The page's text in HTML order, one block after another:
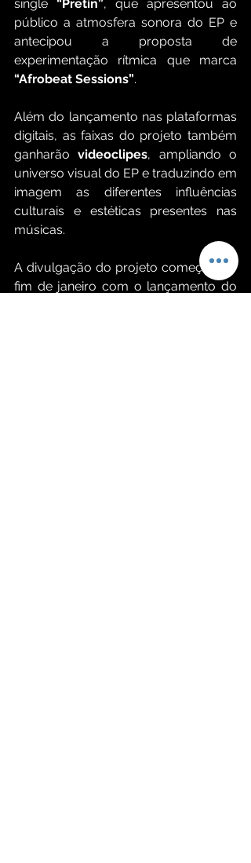
single “Pretin”, que apresentou ao
público a atmosfera sonora do EP e
antecipou a proposta de
“Afrobeat Sessions”.
Além do lançamento nas plataformas
digitais, as faixas do projeto também
ganharão videoclipes, ampliando o
universo visual do EP e traduzindo em
imagem as diferentes influências
culturais e estéticas presentes nas
músicas.
A divulgação do projeto começou no
fim de janeiro com o lançamento do